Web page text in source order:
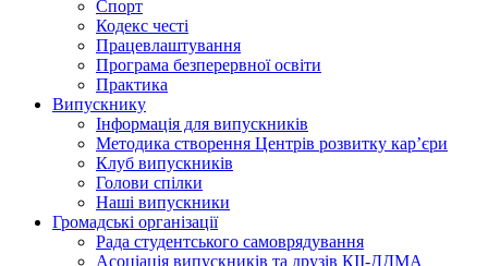
Спорт
Кодекс честі
Працевлаштування
Програма безперервної освіти
Практика
Випускнику
Інформація для випускників
Методика створення Центрів розвитку кар’єри
Клуб випускників
Голови спілки
Наші випускники
Громадські організації
Рада студентського самоврядування
Асоціація випускників та друзів КІІ-ДДМА